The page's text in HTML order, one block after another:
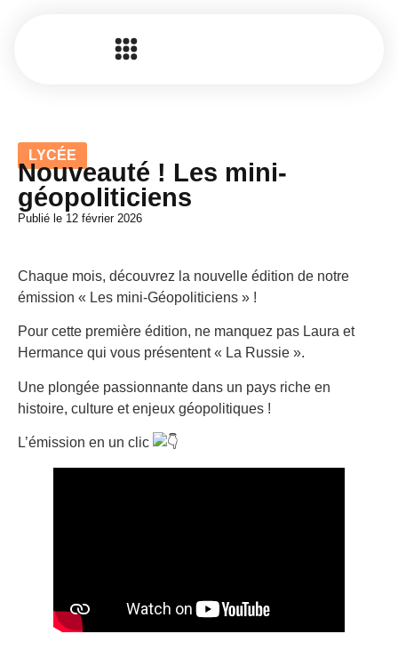
LYCÉE
Nouveauté ! Les mini-
géopoliticiens
Publié le 12 février 2026
Chaque mois, découvrez la nouvelle édition de notre
émission « Les mini-Géopoliticiens » !
Pour cette première édition, ne manquez pas Laura et
Hermance qui vous présentent « La Russie ».
Une plongée passionnante dans un pays riche en
histoire, culture et enjeux géopolitiques !
L’émission en un clic